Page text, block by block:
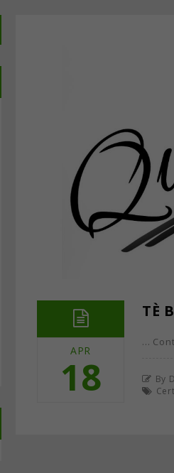
APR
18
TÈ
…
By